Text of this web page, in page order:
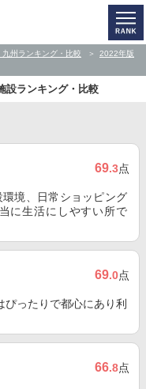
州ランキング・比較
2022年版
設ランキング・比較
69.3点
境、日常ショッピング
に生活にしやすい所で
69.0点
ったりで都心にあり利
66.8点